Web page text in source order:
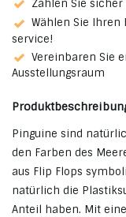
Zahlen Sie
Wählen Sie
service!
Vereinbaren Sie
Ausstellungsraum
Pinguine sind
den Farben des
aus Flip Flops
natürlich die
Anteil haben. Mit